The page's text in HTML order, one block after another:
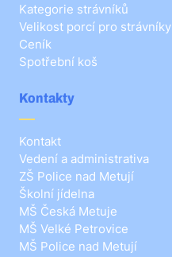
Kategorie strávníků
Velikost porcí pro strávníky
Ceník
Spotřební koš
Kontakty
Kontakt
Vedení a administrativa
ZŠ Police nad Metují
Školní jídelna
MŠ Česká Metuje
MŠ Velké Petrovice
MŠ Police nad Metují